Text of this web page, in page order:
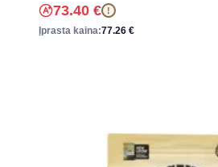
73.40 € !
Įprasta kaina:77.26 €